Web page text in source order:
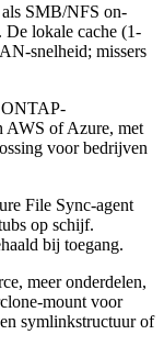
SMB/NFS on-
De lokale cache (1-
snelheid; missers
ONTAP-
AWS of Azure, met
voor bedrijven
File Sync-agent
op schijf.
bij toegang.
meer onderdelen,
mount voor
symlinkstructuur of